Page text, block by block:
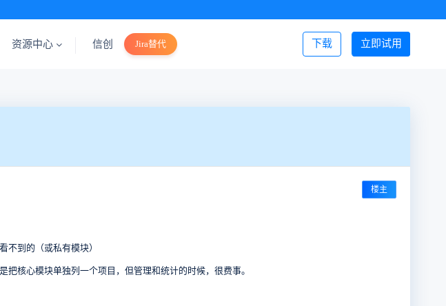
立即试用
下载
资源中心 信创 Jira替代 登录/注册
楼主
不到的（或私有模块）
核心模块单独列一个项目，但管理和统计的时候，很费事。